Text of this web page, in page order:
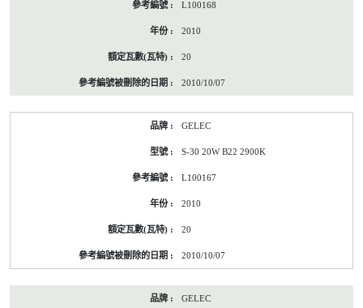
L100168
2010
20
2010/10/07
GELEC
S-30 20W B22 2900K
L100167
2010
20
2010/10/07
GELEC